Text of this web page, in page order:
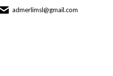
admerlimsl@gmail.com